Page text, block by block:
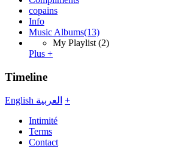
copains
Info
Music Albums(13)
My Playlist (2)
Plus +
Timeline
English العربية +
Intimité
Terms
Contact